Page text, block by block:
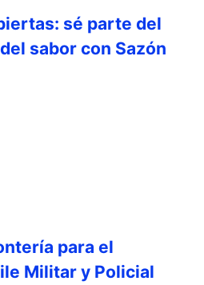
sé parte del
sabor con Sazón
para el
Militar y Policial